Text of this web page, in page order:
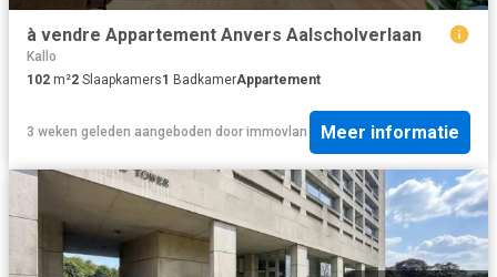
à vendre Appartement Anvers Aalscholverlaan
Kallo
102 m²2 Slaapkamers1 BadkamerAppartement
3 weken geleden aangeboden door immovlan Meer informatie